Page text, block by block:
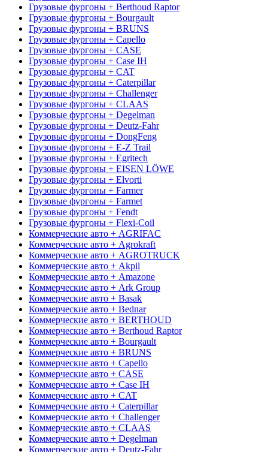
Грузовые фургоны + Berthoud Raptor
Грузовые фургоны + Bourgault
Грузовые фургоны + BRUNS
Грузовые фургоны + Capello
Грузовые фургоны + CASE
Грузовые фургоны + Case IH
Грузовые фургоны + CAT
Грузовые фургоны + Caterpillar
Грузовые фургоны + Challenger
Грузовые фургоны + CLAAS
Грузовые фургоны + Degelman
Грузовые фургоны + Deutz-Fahr
Грузовые фургоны + DongFeng
Грузовые фургоны + E-Z Trail
Грузовые фургоны + Egritech
Грузовые фургоны + EISEN LÖWE
Грузовые фургоны + Elvorti
Грузовые фургоны + Farmer
Грузовые фургоны + Farmet
Грузовые фургоны + Fendt
Грузовые фургоны + Flexi-Coil
Коммерческие авто + AGRIFAC
Коммерческие авто + Agrokraft
Коммерческие авто + AGROTRUCK
Коммерческие авто + Akpil
Коммерческие авто + Amazone
Коммерческие авто + Ark Group
Коммерческие авто + Basak
Коммерческие авто + Bednar
Коммерческие авто + BERTHOUD
Коммерческие авто + Berthoud Raptor
Коммерческие авто + Bourgault
Коммерческие авто + BRUNS
Коммерческие авто + Capello
Коммерческие авто + CASE
Коммерческие авто + Case IH
Коммерческие авто + CAT
Коммерческие авто + Caterpillar
Коммерческие авто + Challenger
Коммерческие авто + CLAAS
Коммерческие авто + Degelman
Коммерческие авто + Deutz-Fahr